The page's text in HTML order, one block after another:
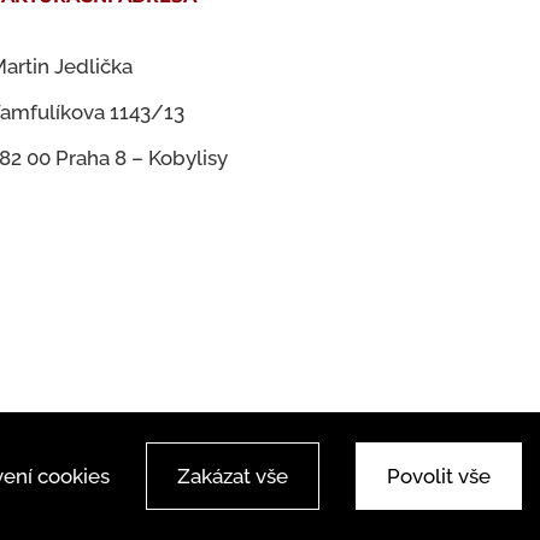
Jedlička
1143/13
00 Praha 8 – Kobylisy
cookies Zakázat vše Povolit vše